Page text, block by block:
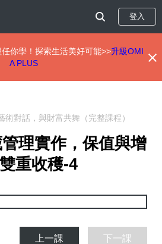
登入
你學！探索生活美好可能>>升級OMI
A PLUS
對話，與財富共舞（完整課程）
理實作，保值與增
重收穫-4
上一課 下一課